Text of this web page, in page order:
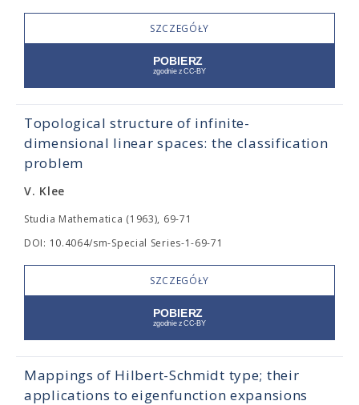
SZCZEGÓŁY
Topological structure of infinite-
dimensional linear spaces: the classification
problem
V. Klee
Studia Mathematica (1963), 69-71
DOI: 10.4064/sm-Special Series-1-69-71
SZCZEGÓŁY
Mappings of Hilbert-Schmidt type; their
applications to eigenfunction expansions